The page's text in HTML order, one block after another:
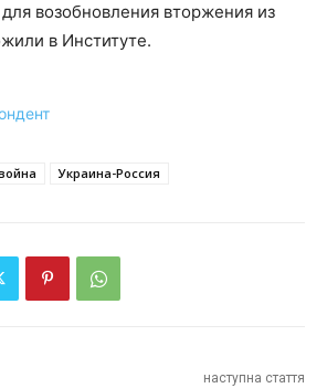
возобновления вторжения из
в Институте.
Украина-Россия
наступна стаття